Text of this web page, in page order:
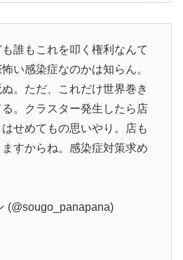
誰もこれを叩く権利なんて
い感染症なのかは知らん。
。ただ、これだけ世界巻き
。クラスター発生したら店
せめてもの思いやり。店も
すからね。感染症対策求め
(@sougo_panapana)